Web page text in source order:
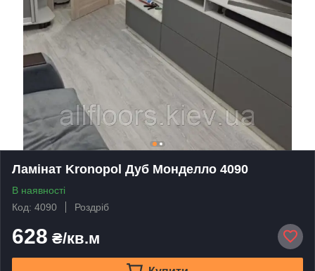
Ламінат Kronopol Дуб Монделло 4090
В наявності
Код: 4090
Роздріб
628 ₴/кв.м